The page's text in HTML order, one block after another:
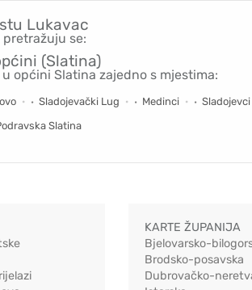
Lukavac
se:
(Slatina)
općini Slatina zajedno s mjestima:
Sladojevački Lug Medinci Sladojevci
Slatina
KARTE ŽUPANIJA
Bjelovarsko-
Brodsko-posavska
Dubrovačko-